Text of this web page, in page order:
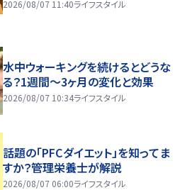
2026/08/07 11:40ライフスタイル
水中ウォーキングを続けるとどうな
る？1週間～3ヶ月の変化と効果
2026/08/07 10:34ライフスタイル
話題の「PFCダイエット」を知ってま
すか？管理栄養士が解説
2026/08/07 06:00ライフスタイル